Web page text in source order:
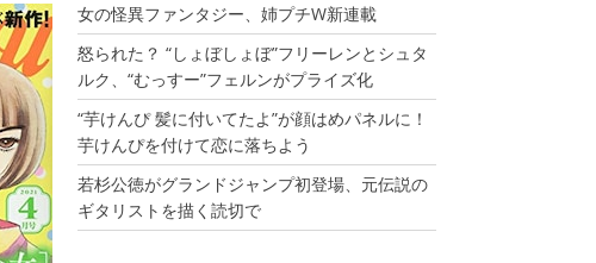
女の怪異ファンタジー、姉プチW新連載
怒られた？ “しょぼしょぼ”フリーレンとシュタ
ルク、“むっすー”フェルンがプライズ化
“芋けんぴ 髪に付いてたよ”が顔はめパネルに！
芋けんぴを付けて恋に落ちよう
若杉公徳がグランドジャンプ初登場、元伝説の
ギタリストを描く読切で